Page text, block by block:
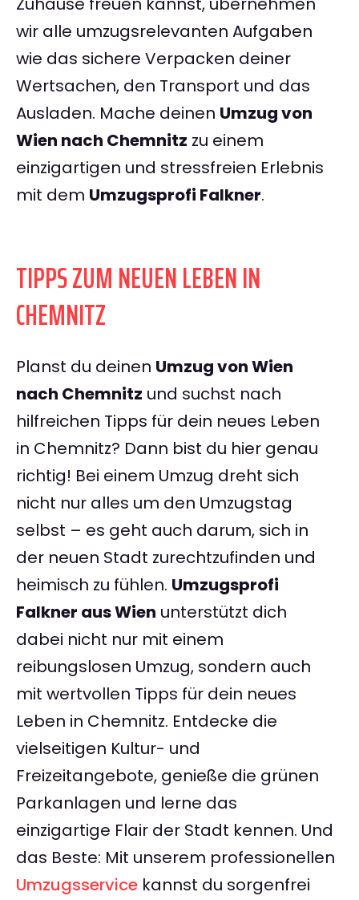
wir alle umzugsrelevanten Aufgaben
wie das sichere Verpacken deiner
Wertsachen, den Transport und das
Ausladen. Mache deinen Umzug von
Wien nach Chemnitz zu einem
einzigartigen und stressfreien Erlebnis
mit dem Umzugsprofi Falkner.
TIPPS ZUM NEUEN LEBEN IN
CHEMNITZ
Planst du deinen Umzug von Wien
nach Chemnitz und suchst nach
hilfreichen Tipps für dein neues Leben
in Chemnitz? Dann bist du hier genau
richtig! Bei einem Umzug dreht sich
nicht nur alles um den Umzugstag
selbst – es geht auch darum, sich in
der neuen Stadt zurechtzufinden und
heimisch zu fühlen. Umzugsprofi
Falkner aus Wien unterstützt dich
dabei nicht nur mit einem
reibungslosen Umzug, sondern auch
mit wertvollen Tipps für dein neues
Leben in Chemnitz. Entdecke die
vielseitigen Kultur- und
Freizeitangebote, genieße die grünen
Parkanlagen und lerne das
einzigartige Flair der Stadt kennen. Und
das Beste: Mit unserem professionellen
Umzugsservice kannst du sorgenfrei